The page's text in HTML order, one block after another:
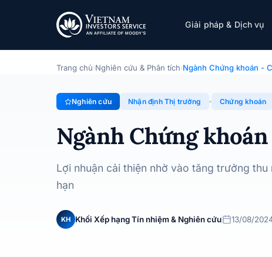
Giải pháp & Dịch vụ
Ngành Chứng khoán - Cập nhật 6T2024
Chuyên đề · Nhận định Thị trường · 13/08/2024
Trang chủ›Nghiên cứu & Phân tích›Ngành Chứng khoán -
Nghiên cứu Nhận định Thị trường Chứng khoán
Ngành Chứng
Lợi nhuận cải thiện nhờ vào tăng trưởng
hạn
KH Khối Xếp hạng Tín nhiệm & Nghiên cứu 13/08/